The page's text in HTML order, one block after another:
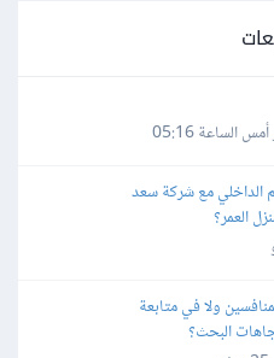
أمس الساعة 05:16
الداخلي مع شركة سعد
العمر؟
ولا في متابعة
البحث؟